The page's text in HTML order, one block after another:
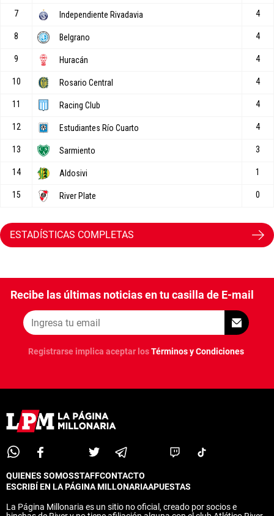
ESTADÍSTICAS COMPLETAS
Recibe las últimas noticias en tu casilla de E-mail
Registrarse implica aceptar losTérminos y Condiciones
QUIENES SOMOSSTAFFCONTACTO
ESCRIBÍ EN LA PÁGINA MILLONARIAAPUESTAS
La Página Millonaria es un sitio no oficial, creado por socios e